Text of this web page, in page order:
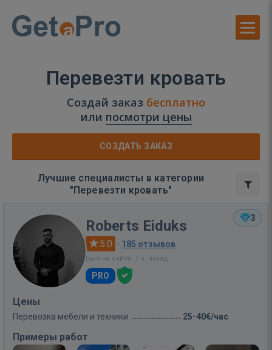
Перевезти кровать
Создай заказ бесплатно
или посмотри цены
СОЗДАТЬ ЗАКАЗ
Лучшие специалисты в категории
"Перевезти кровать"
3
Roberts Eiduks
5.0 · 185 отзывов
Был на сайте: 7 ч. назад
PRO
Цены
Перевозка мебели и техники 25-40€/час
Примеры работ